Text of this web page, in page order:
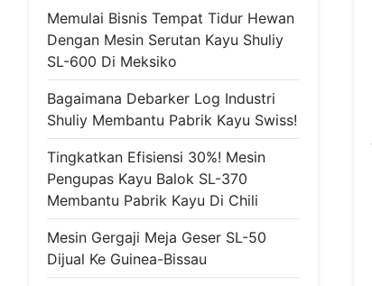
Memulai Bisnis Tempat Tidur Hewan
Dengan Mesin Serutan Kayu Shuliy
SL-600 Di Meksiko
Bagaimana Debarker Log Industri
Shuliy Membantu Pabrik Kayu Swiss!
Tingkatkan Efisiensi 30%! Mesin
Pengupas Kayu Balok SL-370
Membantu Pabrik Kayu Di Chili
Mesin Gergaji Meja Geser SL-50
Dijual Ke Guinea-Bissau